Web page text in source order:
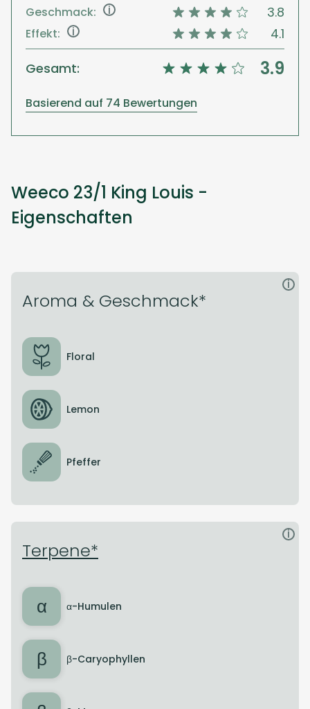
Geschmack: i 3.8
Effekt: i
4.1
Gesamt:
3.9
Basierend auf 74 Bewertungen
Weeco 23/1 King Louis -
Eigenschaften
Aroma & Geschmack*
i
Floral
Lemon
Pfeffer
Terpene*
i
α α-Humulen
β β-Caryophyllen